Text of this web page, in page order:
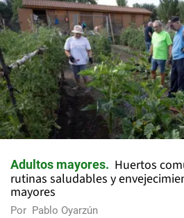
Adultos mayores
Huertos
rutinas saludables y
mayores
Por Pablo Oyarzún